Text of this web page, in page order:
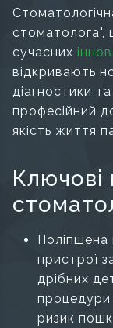
стоматолога",
сучасних
відкривають
діагностики
професійний
якість життя
Ключові
Поліпшена
пристрої
дрібних
процедури
ризик